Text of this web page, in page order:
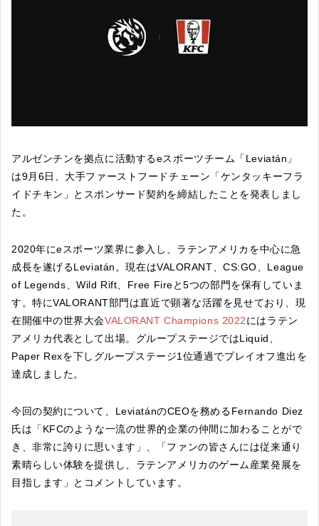
アルゼンチンを拠点に活動するeスポーツチーム「Leviatán」
は9月6日、大手ファーストフードチェーン「ケンタッキーフラ
イドチキン」とスポンサード契約を締結したことを発表しまし
た。
2020年にeスポーツ業界に参入し、ラテンアメリカを中心に急
成長を遂げるLeviatán。現在はVALORANT、CS:GO、League
of Legends、Wild Rift、Free Fireと5つの部門を保有していま
す。特にVALORANT部門は直近で顕著な活躍を見せており、現
在開催中の世界大会VALORANT Champions 2022にはラテン
アメリカ代表として出場。グループステージではLiquid、
Paper Rexを下しグループステージ1位通過でプレイオフ進出を
達成しました。
今回の契約について、LeviatánのCEOを務めるFernando Diez
氏は「KFCのような一流の世界的企業の仲間に加わることがで
き、非常に誇りに思います」、「ファンの皆さんには従来通り
素晴らしい体験を提供し、ラテンアメリカのゲーム産業発展を
目指します」とコメントしています。